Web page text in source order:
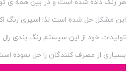
هر رنگ داده شده است و در بین همه ی
این مشکل حل شده است لذا اسپری رنگ
تولیدات خود از این سیستم رنگ بندی
بسیاری از مصرف کنندگان را حل نموده